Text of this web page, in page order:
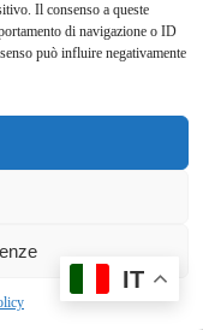
Il consenso a queste
di navigazione o ID
può influire negativamente
IT